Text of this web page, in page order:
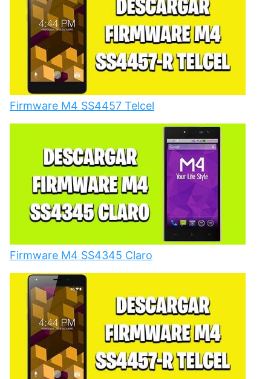
Firmware M4 SS4457 Telcel
Firmware M4 SS4345 Claro